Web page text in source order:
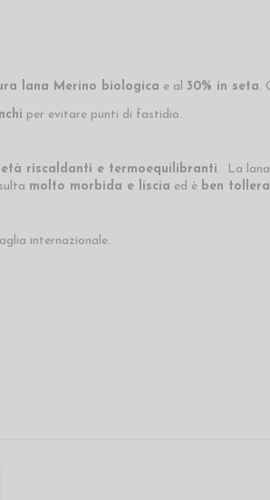
lana Merino biologica e al 30% in seta.
per evitare punti di fastidio.
riscaldanti e termoequilibranti. La lana
molto morbida e liscia ed è ben
internazionale.